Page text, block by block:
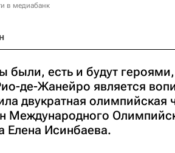
в медиабанк
были, есть и будут
де-Жанейро является
двукратная олимпийская
Международного
Елена Исинбаева.